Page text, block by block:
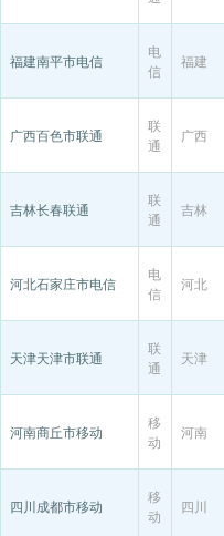
福建南平市电信
电
信
福建
广西百色市联通
联
通
广西
吉林长春联通
联
通
吉林
河北石家庄市电信
电
信
河北
天津天津市联通
联
通
天津
河南商丘市移动
移
动
河南
四川成都市移动
移
动
四川